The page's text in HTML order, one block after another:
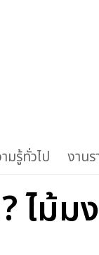
มรู้ทั่วไป งาน
ไม้